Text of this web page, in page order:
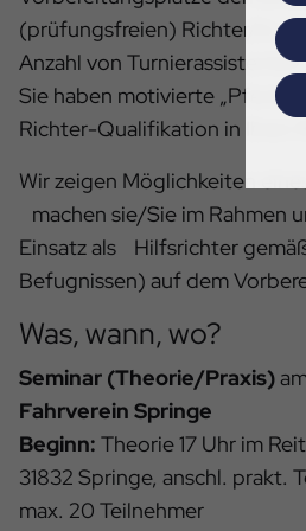
(prüfungsfreien) Richter/in,
Anzahl von
Sie haben motivierte
Richter-Qualifikation in Ihren
Wir zeigen Möglichkeiten
machen sie/Sie im Rahmen
Einsatz als Hilfsrichter
Befugnissen) auf dem
Was, wann, wo?
Seminar (Theorie/Praxis)
Fahrverein Springe
Beginn: Theorie 17 Uhr im
31832 Springe, anschl. prakt.
max. 20 Teilnehmer